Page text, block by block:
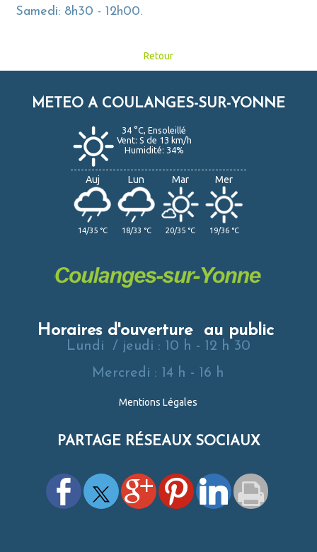
Samedi: 8h30 - 12h00.
Retour
METEO A COULANGES-SUR-YONNE
34 °C, Ensoleillé
Vent: S de 13 km/h
Humidité: 34%
Auj
14/35 °C
Lun
18/33 °C
Mar
20/35 °C
Mer
19/36 °C
Horaires d'ouverture au public
Lundi / jeudi : 10 h - 12 h 30
Mercredi : 14 h - 16 h
Mentions Légales
PARTAGE RÉSEAUX SOCIAUX